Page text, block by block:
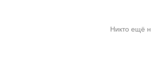
Никто ещё